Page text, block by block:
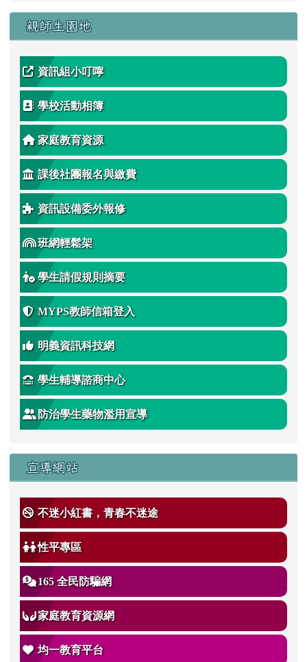
親師生園地
資訊組小叮嚀
學校活動相簿
家庭教育資源
課後社團報名與繳費
資訊設備委外報修
班網輕鬆架
學生請假規則摘要
MYPS教師信箱登入
明義資訊科技網
學生輔導諮商中心
防治學生藥物濫用宣導
宣導網站
不迷小紅書，青春不迷途
性平專區
165 全民防騙網
家庭教育資源網
均一教育平台